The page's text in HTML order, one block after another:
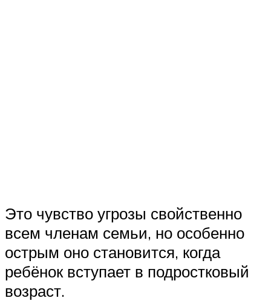
Это чувство угрозы свойственно
всем членам семьи, но особенно
острым оно становится, когда
ребёнок вступает в подростковый
возраст.